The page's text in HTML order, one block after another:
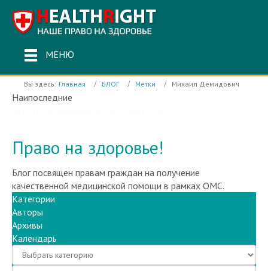
МЕНЮ
Вы здесь: Главная БЛОГ Метки Михаил Демидович
Наипоследние
Право на здоровье!
Блог посвящен правам граждан на получение
качественной медицинской помощи в рамках ОМС.
Категории
Авторы
Архивы
Календарь